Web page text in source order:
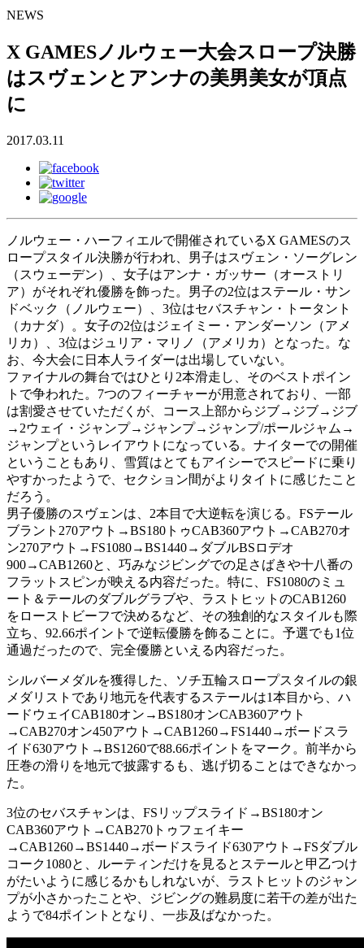
NEWS
X GAMESノルウェー大会スロープ決勝
はスヴェンとアンナの美男美女が頂点
に
2017.03.11
ノルウェー・ハーフィエルで開催されているX GAMESのス
ロープスタイル決勝が行われ、男子はスヴェン・ソーグレン
（スウェーデン）、女子はアンナ・ガッサー（オーストリ
ア）がそれぞれ優勝を飾った。男子の2位はステール・サン
ドベック（ノルウェー）、3位はセバスチャン・トータント
（カナダ）。女子の2位はジェイミー・アンダーソン（アメ
リカ）、3位はジュリア・マリノ（アメリカ）となった。な
お、今大会に日本人ライダーは出場していない。
ファイナルの舞台ではひとり2本滑走し、そのベストポイン
トで争われた。7つのフィーチャーが用意されており、一部
は割愛させていただくが、コース上部からジブ→ジブ→ジブ
→2ウェイ・ジャンプ→ジャンプ→ジャンプ/ポールジャム→
ジャンプというレイアウトになっている。ナイターでの開催
ということもあり、雪質はとてもアイシーでスピードに乗り
やすかったようで、セクション間がよりタイトに感じたこと
だろう。
男子優勝のスヴェンは、2本目で大逆転を演じる。FSテール
ブラント270アウト→BS180トゥCAB360アウト→CAB270オ
ン270アウト→FS1080→BS1440→ダブルBSロデオ
900→CAB1260と、巧みなジビングでの足さばきや十八番の
フラットスピンが映える内容だった。特に、FS1080のミュ
ート＆テールのダブルグラブや、ラストヒットのCAB1260
をローストビーフで決めるなど、その独創的なスタイルも際
立ち、92.66ポイントで逆転優勝を飾ることに。予選でも1位
通過だったので、完全優勝といえる内容だった。
シルバーメダルを獲得した、ソチ五輪スロープスタイルの銀
メダリストであり地元を代表するステールは1本目から、ハ
ードウェイCAB180オン→BS180オンCAB360アウト
→CAB270オン450アウト→CAB1260→FS1440→ボードスラ
イド630アウト→BS1260で88.66ポイントをマーク。前半から
圧巻の滑りを地元で披露するも、逃げ切ることはできなかっ
た。
3位のセバスチャンは、FSリップスライド→BS180オン
CAB360アウト→CAB270トゥフェイキー
→CAB1260→BS1440→ボードスライド630アウト→FSダブル
コーク1080と、ルーティンだけを見るとステールと甲乙つけ
がたいように感じるかもしれないが、ラストヒットのジャン
プが小さかったことや、ジビングの難易度に若干の差が出た
ようで84ポイントとなり、一歩及ばなかった。